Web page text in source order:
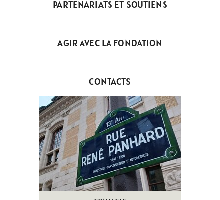
PARTENARIATS ET SOUTIENS
AGIR AVEC LA FONDATION
CONTACTS